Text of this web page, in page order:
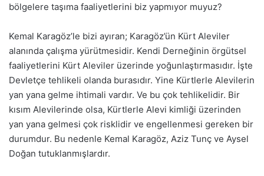
bölgelere taşıma faaliyetlerini biz yapmıyor muyuz?
Kemal Karagöz’le bizi ayıran; Karagöz’ün Kürt Aleviler
alanında çalışma yürütmesidir. Kendi Derneğinin örgütsel
faaliyetlerini Kürt Aleviler üzerinde yoğunlaştırmasıdır. İşte
Devletçe tehlikeli olanda burasıdır. Yine Kürtlerle Alevilerin
yan yana gelme ihtimali vardır. Ve bu çok tehlikelidir. Bir
kısım Alevilerinde olsa, Kürtlerle Alevi kimliği üzerinden
yan yana gelmesi çok risklidir ve engellenmesi gereken bir
durumdur. Bu nedenle Kemal Karagöz, Aziz Tunç ve Aysel
Doğan tutuklanmışlardır.